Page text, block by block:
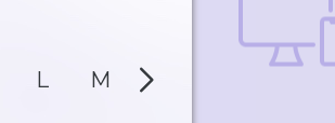
L M N